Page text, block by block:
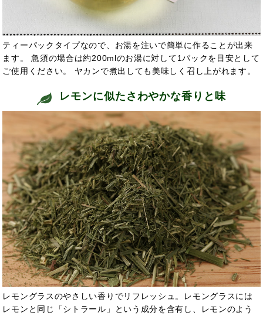
ティーパックタイプなので、お湯を注いで簡単に作ることが出来
ます。 急須の場合は約200mlのお湯に対して1パックを目安として
ご使用ください。 ヤカンで煮出しても美味しく召し上がれます。
レモンに似たさわやかな香りと味
レモングラスのやさしい香りでリフレッシュ。レモングラスには
レモンと同じ「シトラール」という成分を含有し、レモンのよう